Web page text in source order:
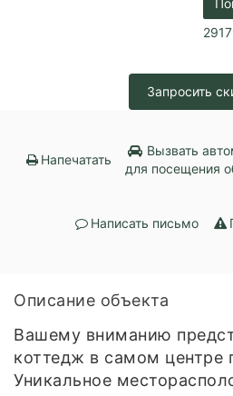
Запросить
Напечатать
Вызвать
для посещения
Написать письмо
Описание объекта
Вашему вниманию
коттедж в самом центре
Уникальное